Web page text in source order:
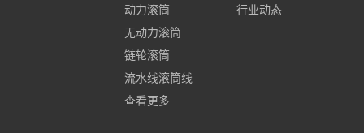
动力滚筒
无动力滚筒
链轮滚筒
流水线滚筒线
查看更多
行业动态